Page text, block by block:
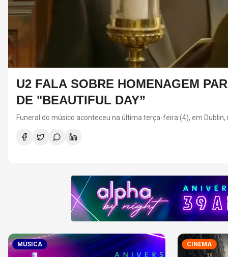
U2 FALA SOBRE HOMENAGEM
DE "BEAUTIFUL DAY”
Funeral do músico aconteceu na última terça-feira (4), em Dublin,
MÚSICA CINEMA